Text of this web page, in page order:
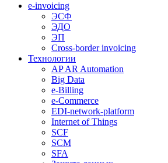
e-invoicing
ЭСФ
ЭДО
ЭП
Cross-border invoicing
Технологии
AP AR Automation
Big Data
e-Billing
e-Commerce
EDI-network-platform
Internet of Things
SCF
SCM
SFA